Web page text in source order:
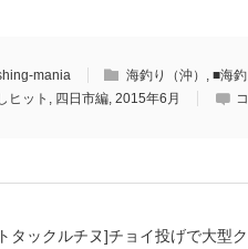
mania 海釣り（沖） ■海釣
ヒット
四日市編 2015年6月
タックルチヌ]チョイ投げで大型